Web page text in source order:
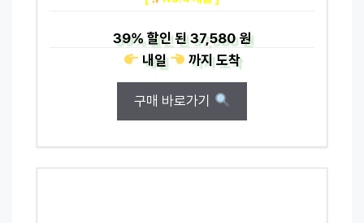
39%할인 된37,580 원
내일
까지도착
구매 바로가기